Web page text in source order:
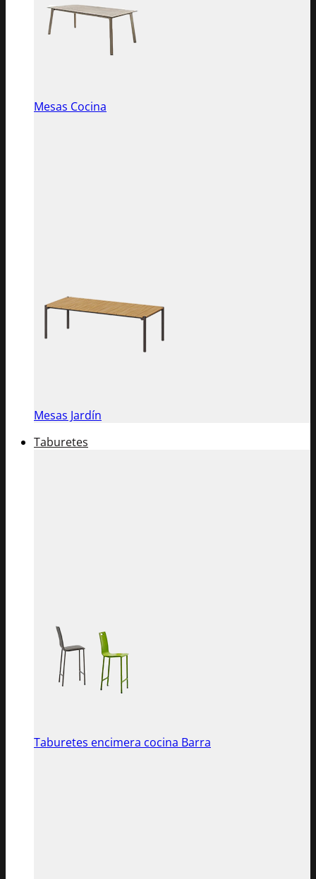
Mesas Cocina
Mesas Jardín
Taburetes
Taburetes encimera cocina Barra